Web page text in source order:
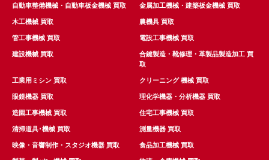
自動車整備機械・自動車板金機械 買取 金属加工機械・建築板金機械 買取
木工機械 買取 農機具 買取
管工事機械 買取 電設工事機械 買取
建設機械 買取
合鍵製造・靴修理・革製品製造加工 買
取
工業用ミシン 買取 クリーニング 機械 買取
眼鏡機器 買取 理化学機器・分析機器 買取
造園工事機械 買取 住宅工事機械 買取
清掃道具･機械 買取 測量機器 買取
映像・音響制作・スタジオ機器 買取 食品加工機械 買取